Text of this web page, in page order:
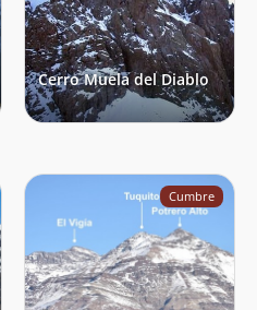
Cerro Muela del Diablo
Cumbre